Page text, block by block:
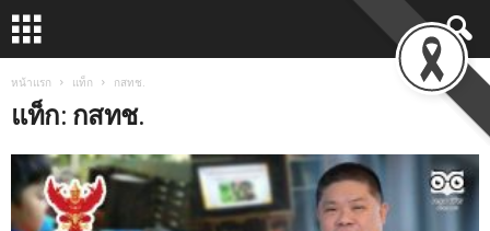
หน้าแรก แท็ก กสทช.
แท็ก: กสทช.